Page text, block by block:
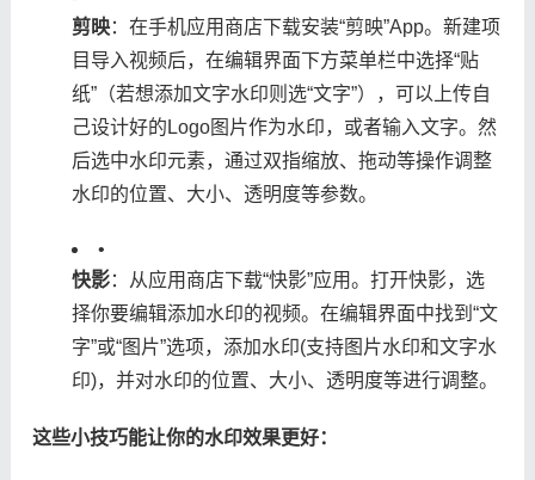
​剪映​​：在手机应用商店下载安装“剪映”App。新建项
目导入视频后，在编辑界面下方菜单栏中选择“贴
纸”（若想添加文字水印则选“文字”），可以上传自
己设计好的Logo图片作为水印，或者输入文字。然
后选中水印元素，通过双指缩放、拖动等操作调整
水印的位置、大小、透明度等参数。
•
​快影​​：从应用商店下载“快影”应用。打开快影，选
择你要编辑添加水印的视频。在编辑界面中找到“文
字”或“图片”选项，添加水印(支持图片水印和文字水
印)，并对水印的位置、大小、透明度等进行调整。
​这些小技巧能让你的水印效果更好：​